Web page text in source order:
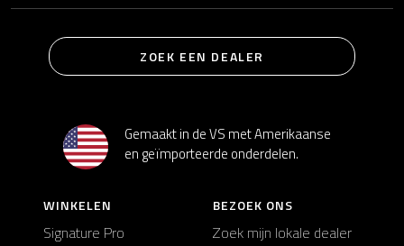
Gemaakt in de VS met Amerikaanse
en geïmporteerde onderdelen.
ZOEK EEN DEALER
WINKELEN
Signature Pro
BEZOEK ONS
Zoek mijn lokale dealer